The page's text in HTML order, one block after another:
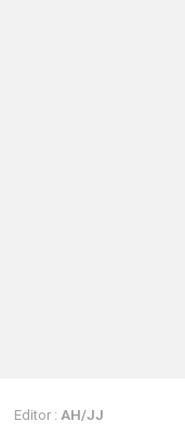
Editor : AH/JJ